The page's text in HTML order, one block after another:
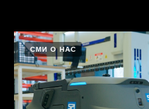
СМИ О НАС